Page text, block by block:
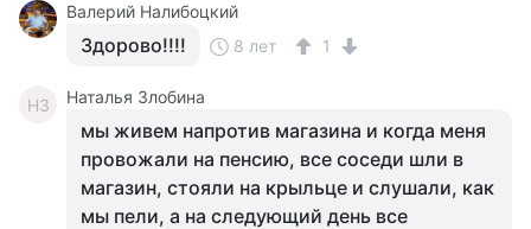
Валерий Налибоцкий
Здорово!!!! 8 лет 1
НЗ Наталья Злобина
мы живем напротив магазина и когда меня
провожали на пенсию, все соседи шли в
магазин, стояли на крыльце и слушали, как
мы пели, а на следующий день все